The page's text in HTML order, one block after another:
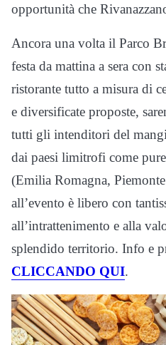
opportunità che
Ancora una volta il Parco
festa da mattina a sera con
ristorante tutto a misura di
e diversificate proposte,
tutti gli intenditori del
dai paesi limitrofi come
(Emilia Romagna,
all’evento è libero con
all’intrattenimento e alla
splendido territorio. Info e
CLICCANDO QUI.